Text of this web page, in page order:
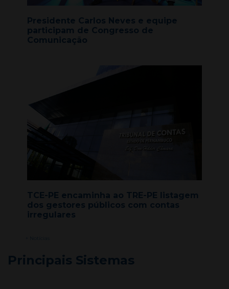
Presidente Carlos Neves e equipe
participam de Congresso de
Comunicação
TCE-PE encaminha ao TRE-PE listagem
dos gestores públicos com contas
irregulares
Principais Sistemas